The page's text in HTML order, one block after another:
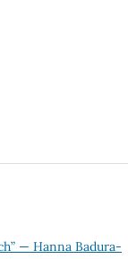
— Hanna Badura-